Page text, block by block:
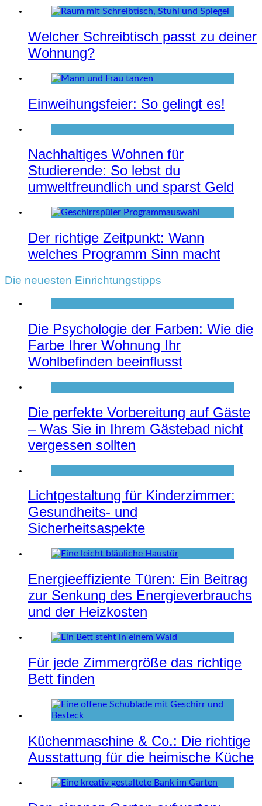
Welcher Schreibtisch passt zu deiner
Wohnung?
Einweihungsfeier: So gelingt es!
Nachhaltiges Wohnen für
Studierende: So lebst du
umweltfreundlich und sparst Geld
Der richtige Zeitpunkt: Wann
welches Programm Sinn macht
Die neuesten Einrichtungstipps
Die Psychologie der Farben: Wie die
Farbe Ihrer Wohnung Ihr
Wohlbefinden beeinflusst
Die perfekte Vorbereitung auf Gäste
– Was Sie in Ihrem Gästebad nicht
vergessen sollten
Lichtgestaltung für Kinderzimmer:
Gesundheits- und
Sicherheitsaspekte
Energieeffiziente Türen: Ein Beitrag
zur Senkung des Energieverbrauchs
und der Heizkosten
Für jede Zimmergröße das richtige
Bett finden
Küchenmaschine & Co.: Die richtige
Ausstattung für die heimische Küche